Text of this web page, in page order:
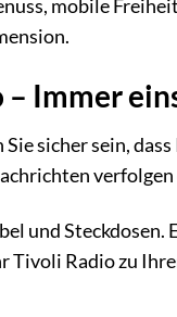
mobile
– Immer
sicher sein,
und
Tivoli Radio zu